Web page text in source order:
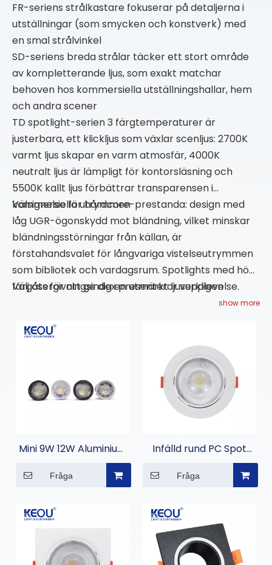
FR-seriens strålkastare fokuserar på detaljerna i
utställningar (som smycken och konstverk) med
en smal strålvinkel
SD-seriens breda strålar täcker ett stort område
av kompletterande ljus, som exakt matchar
behoven hos kommersiella utställningshallar, hem
och andra scener
TD spotlight-serien 3 färgtemperaturer är
justerbara, ett klickljus som växlar scenljus: 2700K
varmt ljus skapar en varm atmosfär, 4000K
neutralt ljus är lämpligt för kontorsläsning och
5500K kallt ljus förbättrar transparensen i
kommersiella utrymmen
Välsignelse för hårdcore-prestanda: design med
låg UGR-ögonskydd mot bländning, vilket minskar
bländningsstörningar från källan, är
förstahandsvalet för långvariga vistelseutrymmen
som bibliotek och vardagsrum. Spotlights med högt
färgåtergivningsindex presenterar verkligen
produktens sanna skönhet och njuter av en visuell
Välj oss för att ge dig en utmärkt ljusupplevelse.
show more
Mini 9W 12W Aluminium
Fråga
Infälld rund PC Spot
Fråga